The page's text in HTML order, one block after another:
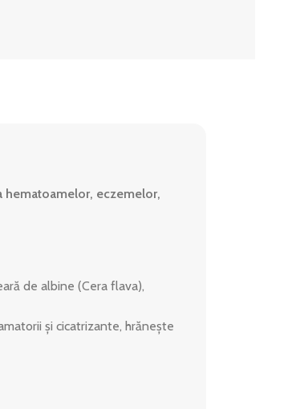
hematoamelor, eczemelor,
de albine (Cera flava),
şi cicatrizante, hrăneşte